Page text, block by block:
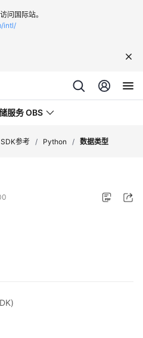
问国际站。
intl/
服务 OBS
SDK参考 / Python / 数据类型